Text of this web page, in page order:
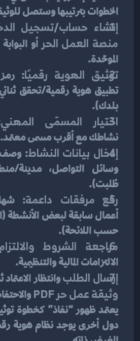
الخطوات بترتيبها وستصل
إنشاء حساب/تسجيل
منصة العمل الحر
الموحّدة.
توثيق الهوية رقميًا:
بلدك).
اختيار المسمّى المهني
نشاطك مع أقرب مسمى معتمد.
إدخال بيانات النشاط
طُلبت).
رفع مرفقات داعمة
أعمال سابقة لبعض الأنشطة
حسب اللائحة).
مراجعة الشروط
الالتزامات المالية والتنظيمية.
إرسال الطلب وانتظار
وثيقة عمل حر PDF